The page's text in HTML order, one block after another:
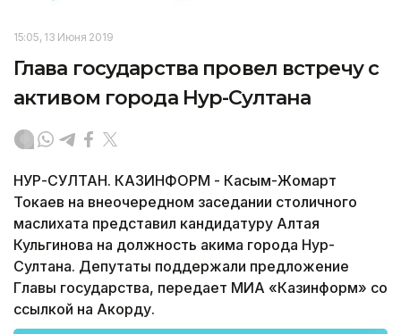
15:05, 13 Июня 2019
Глава государства провел встречу с
активом города Нур-Султана
НУР-СУЛТАН. КАЗИНФОРМ - Касым-Жомарт
Токаев на внеочередном заседании столичного
маслихата представил кандидатуру Алтая
Кульгинова на должность акима города Нур-
Султана. Депутаты поддержали предложение
Главы государства, передает МИА «Казинформ» со
ссылкой на Акорду.